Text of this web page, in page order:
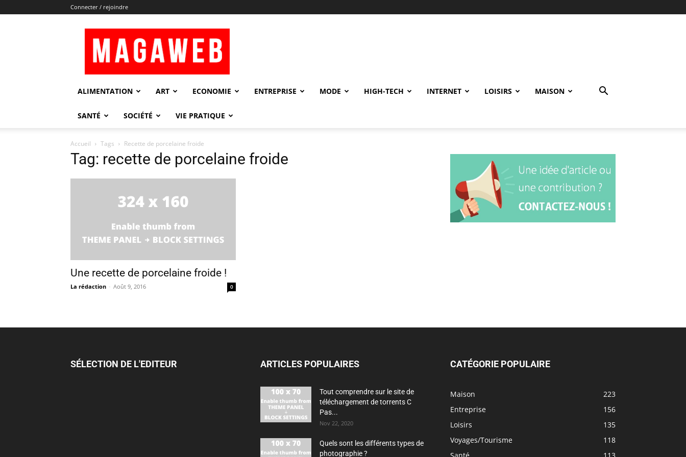
Connecter / rejoindre
ALIMENTATION ART ECONOMIE ENTREPRISE MODE HIGH-TECH INTERNET LOISIRS MAISON
SANTÉ SOCIÉTÉ VIE PRATIQUE
Accueil Tags Recette de porcelaine froide
Tag: recette de porcelaine froide
Une recette de porcelaine froide !
La rédaction - Août 9, 2016 0
SÉLECTION DE L'EDITEUR ARTICLES POPULAIRES
Tout comprendre sur le site de
téléchargement de torrents C
Pas...
Nov 22, 2020
Quels sont les différents types de
photographie ?
CATÉGORIE POPULAIRE
Maison
223
Entreprise
156
Loisirs
135
Voyages/Tourisme
118